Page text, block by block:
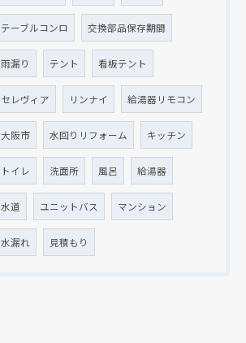
テーブルコンロ 交換部品保存期間
雨漏り テント 看板テント
セレヴィア リンナイ 給湯器リモコン
大阪市 水回りリフォーム キッチン
トイレ 洗面所 風呂 給湯器
水道 ユニットバス マンション
水漏れ 見積もり